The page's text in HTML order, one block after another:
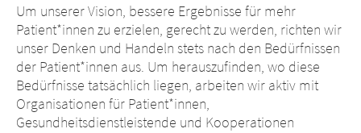
Um unserer Vision, bessere Ergebnisse für mehr
Patient*innen zu erzielen, gerecht zu werden, richten wir
unser Denken und Handeln stets nach den Bedürfnissen
der Patient*innen aus. Um herauszufinden, wo diese
Bedürfnisse tatsächlich liegen, arbeiten wir aktiv mit
Organisationen für Patient*innen,
Gesundheitsdienstleistende und Kooperationen